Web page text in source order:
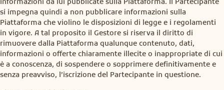
si impegna quindi a non pubblicare informazioni sulla
Piattaforma che violino le disposizioni di legge e i regolamenti
in vigore. A tal proposito il Gestore si riserva il diritto di
rimuovere dalla Piattaforma qualunque contenuto, dati,
informazioni o offerte chiaramente illecite o inappropriate di cui
è a conoscenza, di sospendere o sopprimere definitivamente e
senza preavviso, l’iscrizione del Partecipante in questione.